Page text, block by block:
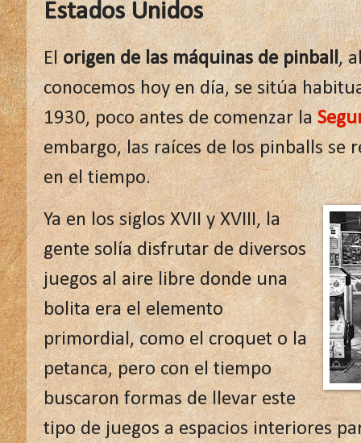
Estados Unidos
Elorigen de las máquinas de pinball,
conocemos hoy en día, se sitúa
1930, poco antes de comenzar la
embargo, las raíces de los pinballs se
en el tiempo.
Ya en los siglos XVII y XVIII, la
gente solía disfrutar de diversos
juegos al aire libre donde una
bolita era el elemento
primordial, como el croquet o la
petanca, pero con el tiempo
buscaron formas de llevar este
tipo de juegos a espacios interiores